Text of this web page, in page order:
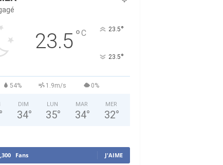
23.5°C 23.5°
23.5°
54% 1.9m/s 0%
DIM
34°
LUN
35°
MAR
34°
MER
32°
Fans J'AIME